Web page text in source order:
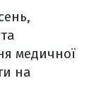
медичної
на